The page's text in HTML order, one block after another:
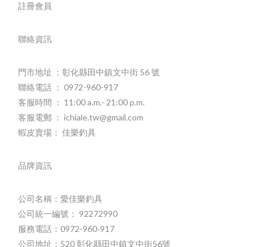
註冊會員
聯絡資訊
門市地址 ：彰化縣田中鎮文中街 56 號
聯絡電話 ： 0972-960-917
客服時間 ： 11:00 a.m.- 21:00 p.m.
客服電郵 ： ichiale.tw@gmail.com
蝦皮賣場： 佳樂釣具
品牌資訊
公司名稱：愛佳樂釣具
公司統一編號： 92272990
服務電話：0972-960-917
公司地址：520 彰化縣田中鎮文中街56號